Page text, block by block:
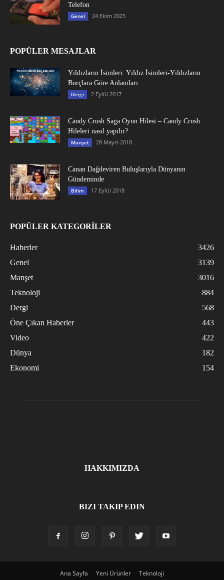
Telefon
Genel 24 Ekim 2025
POPÜLER MESAJLAR
Yıldızların İsimleri: Yıldız İsimleri-Yıldızların
Burçlara Göre Anlamları
Dergi 2 Eylül 2017
Candy Crush Saga Oyun Hilesi – Candy Crush
Hileleri nasıl yapılır?
Manşet 28 Mayıs 2018
Canan Dağdeviren Buluşlarıyla Dünyanın
Gündeminde
Bilim 17 Eylül 2018
POPÜLER KATEGORİLER
Haberler
3426
Genel
3139
Manşet
3016
Teknoloji
884
Dergi
568
Öne Çıkan Haberler
443
Video
422
Dünya
182
Ekonomi
154
HAKKIMIZDA
BIZI TAKIP EDIN
Ana Sayfa Yeni Ürünler Teknoloji